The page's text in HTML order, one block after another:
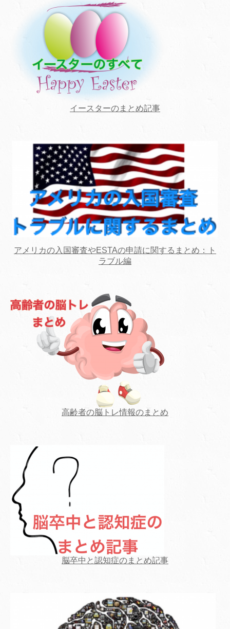
イースターのまとめ記事
アメリカの入国審査やESTAの申請に関するまとめ：ト
ラブル編
高齢者の脳トレ情報のまとめ
脳卒中と認知症のまとめ記事